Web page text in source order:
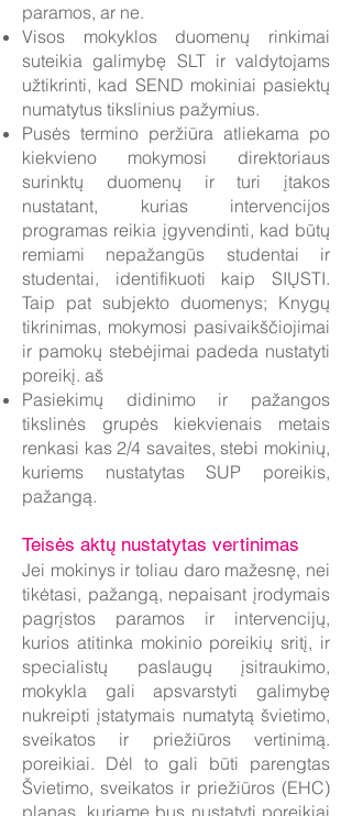
paramos, ar ne.
Visos mokyklos duomenų rinkimai
suteikia galimybę SLT ir valdytojams
užtikrinti, kad SEND mokiniai pasiektų
numatytus tikslinius pažymius.
Pusės termino peržiūra atliekama po
kiekvieno mokymosi direktoriaus
surinktų duomenų ir turi įtakos
nustatant, kurias intervencijos
programas reikia įgyvendinti, kad būtų
remiami nepažangūs studentai ir
studentai, identifikuoti kaip SIŲSTI.
Taip pat subjekto duomenys; Knygų
tikrinimas, mokymosi pasivaikščiojimai
ir pamokų stebėjimai padeda nustatyti
poreikį. aš
Pasiekimų didinimo ir pažangos
tikslinės grupės kiekvienais metais
renkasi kas 2/4 savaites, stebi mokinių,
kuriems nustatytas SUP poreikis,
pažangą.
Teisės aktų nustatytas vertinimas
Jei mokinys ir toliau daro mažesnę, nei
tikėtasi, pažangą, nepaisant įrodymais
pagrįstos paramos ir intervencijų,
kurios atitinka mokinio poreikių sritį, ir
specialistų paslaugų įsitraukimo,
mokykla gali apsvarstyti galimybę
nukreipti įstatymais numatytą švietimo,
sveikatos ir priežiūros vertinimą.
poreikiai. Dėl to gali būti parengtas
Švietimo, sveikatos ir priežiūros (EHC)
planas, kuriame bus nustatyti poreikiai